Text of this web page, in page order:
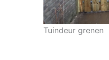
Tuindeur grenen